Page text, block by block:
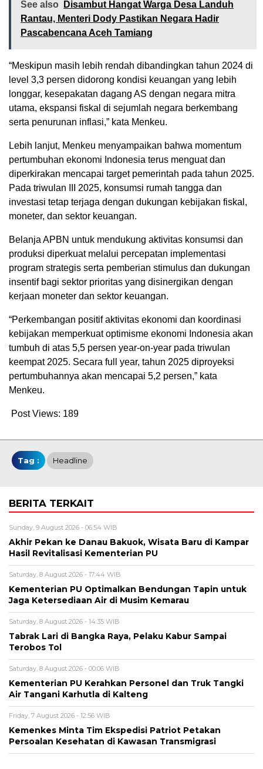
See also
Disambut Hangat Warga Desa Landuh
Rantau, Menteri Dody Pastikan Negara Hadir
Pascabencana Aceh Tamiang
“Meskipun masih lebih rendah dibandingkan tahun 2024 di
level 3,3 persen didorong kondisi keuangan yang lebih
longgar, kesepakatan dagang AS dengan negara mitra
utama, ekspansi fiskal di sejumlah negara berkembang
serta penurunan inflasi,” kata Menkeu.
Lebih lanjut, Menkeu menyampaikan bahwa momentum
pertumbuhan ekonomi Indonesia terus menguat dan
diperkirakan mencapai target pemerintah pada tahun 2025.
Pada triwulan III 2025, konsumsi rumah tangga dan
investasi tetap terjaga dengan dukungan kebijakan fiskal,
moneter, dan sektor keuangan.
Belanja APBN untuk mendukung aktivitas konsumsi dan
produksi diperkuat melalui percepatan implementasi
program strategis serta pemberian stimulus dan dukungan
insentif bagi sektor prioritas yang disinergikan dengan
kerjaan moneter dan sektor keuangan.
“Perkembangan positif aktivitas ekonomi dan koordinasi
kebijakan memperkuat optimisme ekonomi Indonesia akan
tumbuh di atas 5,5 persen year-on-year pada triwulan
keempat 2025. Secara full year, tahun 2025 diproyeksi
pertumbuhannya akan mencapai 5,2 persen,” kata
Menkeu.
Post Views: 189
Tag : Headline
BERITA TERKAIT
Sunday, 9 August 2026 - 06:54 WIB
Akhir Pekan ke Danau Bakuok, Wisata Baru di Kampar
Hasil Revitalisasi Kementerian PU
Saturday, 8 August 2026 - 17:44 WIB
Kementerian PU Optimalkan Bendungan Tapin untuk
Jaga Ketersediaan Air di Musim Kemarau
Saturday, 8 August 2026 - 14:35 WIB
Tabrak Lari di Bangka Raya, Pelaku Kabur Sampai
Terobos Tol
Saturday, 8 August 2026 - 00:06 WIB
Kementerian PU Kerahkan Personel dan Truk Tangki
Air Tangani Karhutla di Kalteng
Friday, 7 August 2026 - 12:56 WIB
Kemenkes Minta Tim Ekspedisi Patriot Petakan
Persoalan Kesehatan di Kawasan Transmigrasi